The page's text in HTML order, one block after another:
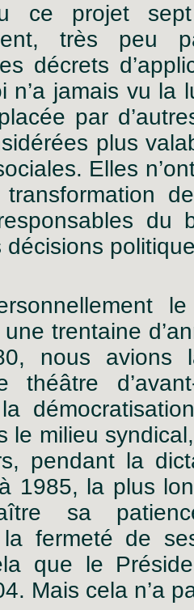
ce projet
très peu
décrets
n’a jamais vu la
par
plus
Elles
transformation
du
décisions
trentaine
nous avions
théâtre
le milieu
pendant la
1985, la plus
sa
fermeté de
que le
Mais cela n’a